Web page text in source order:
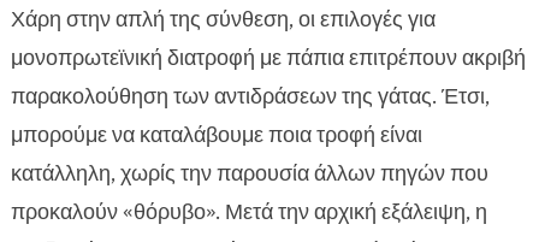
Χάρη στην απλή της σύνθεση, οι επιλογές για
μονοπρωτεϊνική διατροφή με πάπια επιτρέπουν ακριβή
παρακολούθηση των αντιδράσεων της γάτας. Έτσι,
μπορούμε να καταλάβουμε ποια τροφή είναι
κατάλληλη, χωρίς την παρουσία άλλων πηγών που
προκαλούν «θόρυβο». Μετά την αρχική εξάλειψη, η